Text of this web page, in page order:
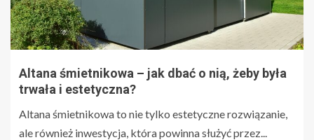
Altana śmietnikowa – jak dbać o nią, żeby była
trwała i estetyczna?
Altana śmietnikowa to nie tylko estetyczne rozwiązanie,
ale również inwestycja, która powinna służyć przez...